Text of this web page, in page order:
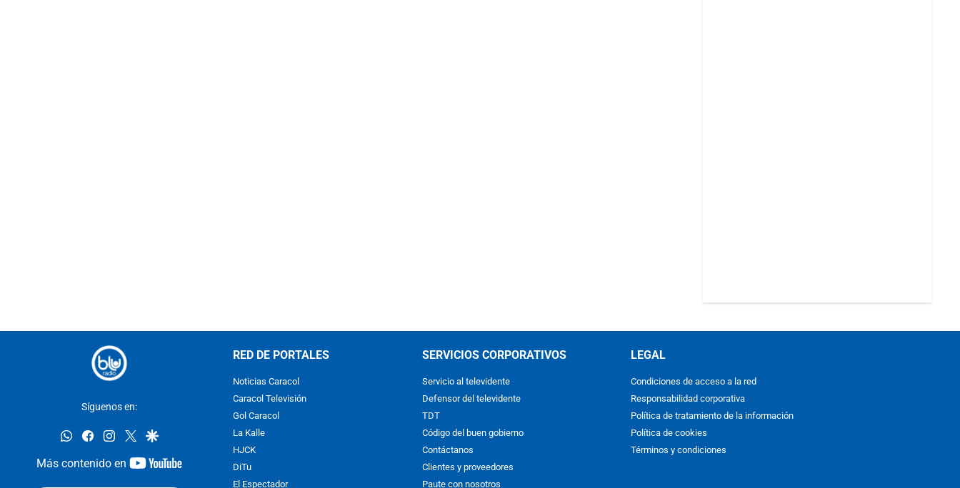
Síguenos en:
whatsappfacebookinstagram
twittergoogle
Más contenido en
youtube-
RED DE PORTALES
Noticias Caracol
Caracol Televisión
Gol Caracol
La Kalle
HJCK
DiTu
El Espectador
SERVICIOS CORPORATIVOS
Servicio al televidente
Defensor del televidente
TDT
Código del buen gobierno
Contáctanos
Clientes y proveedores
Paute con nosotros
LEGAL
Condiciones de acceso a la red
Responsabilidad corporativa
Política de tratamiento de la información
Política de cookies
Términos y condiciones